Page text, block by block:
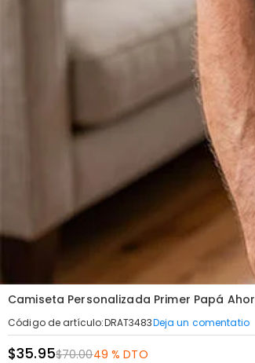
Camiseta Personalizada Primer Papá
Código de artículo:DRAT3483Deja un comentatio
$35.95$70.0049 % DTO